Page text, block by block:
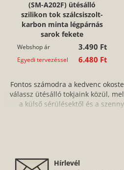
(SM-A202F) ütésálló
szilikon tok szálcsiszolt-
karbon minta légpárnás
sarok fekete
Webshop ár 3.490 Ft
Egyedi tervezéssel 6.480 Ft
Fontos számodra a kedvenc
válassz ütésálló tokjaink közül,
a külső sérülésektől és a
számos színben és verzióban.
Hírlevél